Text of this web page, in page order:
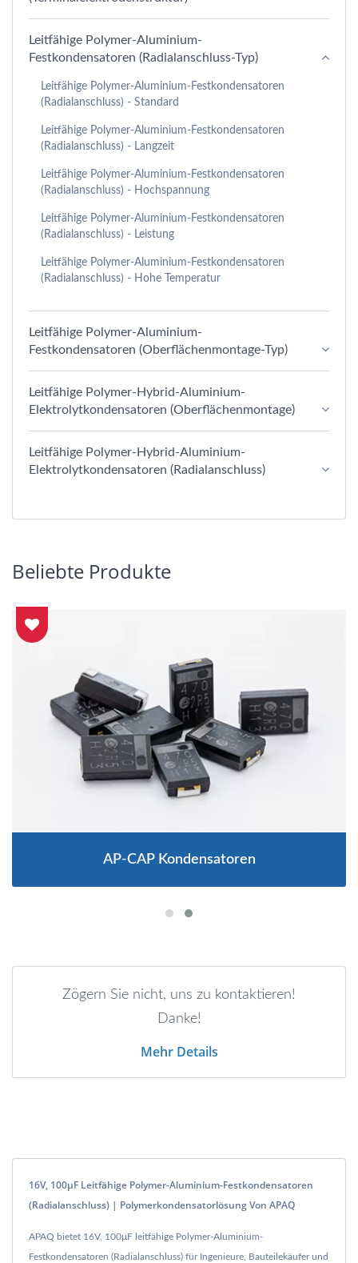
Leitfähige Polymer-Aluminium-
Festkondensatoren (Radialanschluss-Typ)
Leitfähige Polymer-Aluminium-Festkondensatoren
(Radialanschluss) - Standard
Leitfähige Polymer-Aluminium-Festkondensatoren
(Radialanschluss) - Langzeit
Leitfähige Polymer-Aluminium-Festkondensatoren
(Radialanschluss) - Hochspannung
Leitfähige Polymer-Aluminium-Festkondensatoren
(Radialanschluss) - Leistung
Leitfähige Polymer-Aluminium-Festkondensatoren
(Radialanschluss) - Hohe Temperatur
Leitfähige Polymer-Aluminium-
Festkondensatoren (Oberflächenmontage-Typ)
Leitfähige Polymer-Hybrid-Aluminium-
Elektrolytkondensatoren (Oberflächenmontage)
Leitfähige Polymer-Hybrid-Aluminium-
Elektrolytkondensatoren (Radialanschluss)
Beliebte Produkte
AP-CAP Kondensatoren
Zögern Sie nicht, uns zu kontaktieren!
Danke!
Mehr Details
16V, 100μF Leitfähige Polymer-Aluminium-Festkondensatoren
(Radialanschluss) | Polymerkondensatorlösung Von APAQ
APAQ bietet 16V, 100μF leitfähige Polymer-Aluminium-
Festkondensatoren (Radialanschluss) für Ingenieure, Bauteilekäufer und